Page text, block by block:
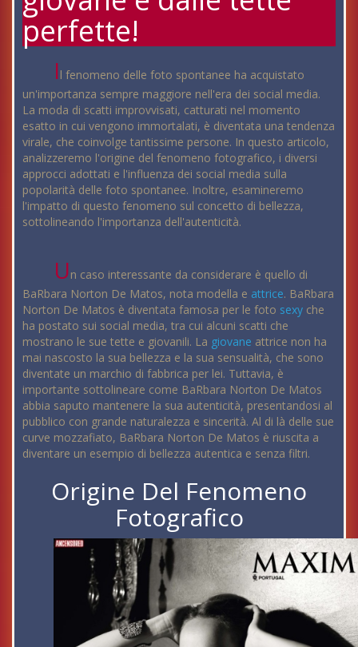
perfette!
Il fenomeno delle foto spontanee ha acquistato
un'importanza sempre maggiore nell'era dei social media.
La moda di scatti improvvisati, catturati nel momento
esatto in cui vengono immortalati, è diventata una tendenza
virale, che coinvolge tantissime persone. In questo articolo,
analizzeremo l'origine del fenomeno fotografico, i diversi
approcci adottati e l'influenza dei social media sulla
popolarità delle foto spontanee. Inoltre, esamineremo
l'impatto di questo fenomeno sul concetto di bellezza,
sottolineando l'importanza dell'autenticità.
Un caso interessante da considerare è quello di
BaRbara Norton De Matos, nota modella e attrice. BaRbara
Norton De Matos è diventata famosa per le foto sexy che
ha postato sui social media, tra cui alcuni scatti che
mostrano le sue tette e giovanili. La giovane attrice non ha
mai nascosto la sua bellezza e la sua sensualità, che sono
diventate un marchio di fabbrica per lei. Tuttavia, è
importante sottolineare come BaRbara Norton De Matos
abbia saputo mantenere la sua autenticità, presentandosi al
pubblico con grande naturalezza e sincerità. Al di là delle sue
curve mozzafiato, BaRbara Norton De Matos è riuscita a
diventare un esempio di bellezza autentica e senza filtri.
Origine Del Fenomeno
Fotografico